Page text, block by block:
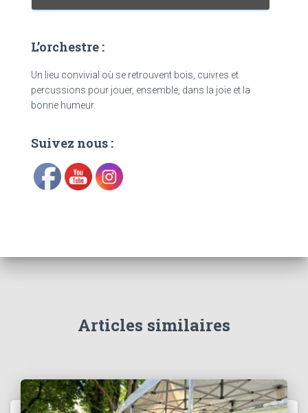
L’orchestre :
Un lieu convivial où se retrouvent bois, cuivres et
percussions pour jouer, ensemble, dans la joie et la
bonne humeur.
Suivez nous :
Articles similaires